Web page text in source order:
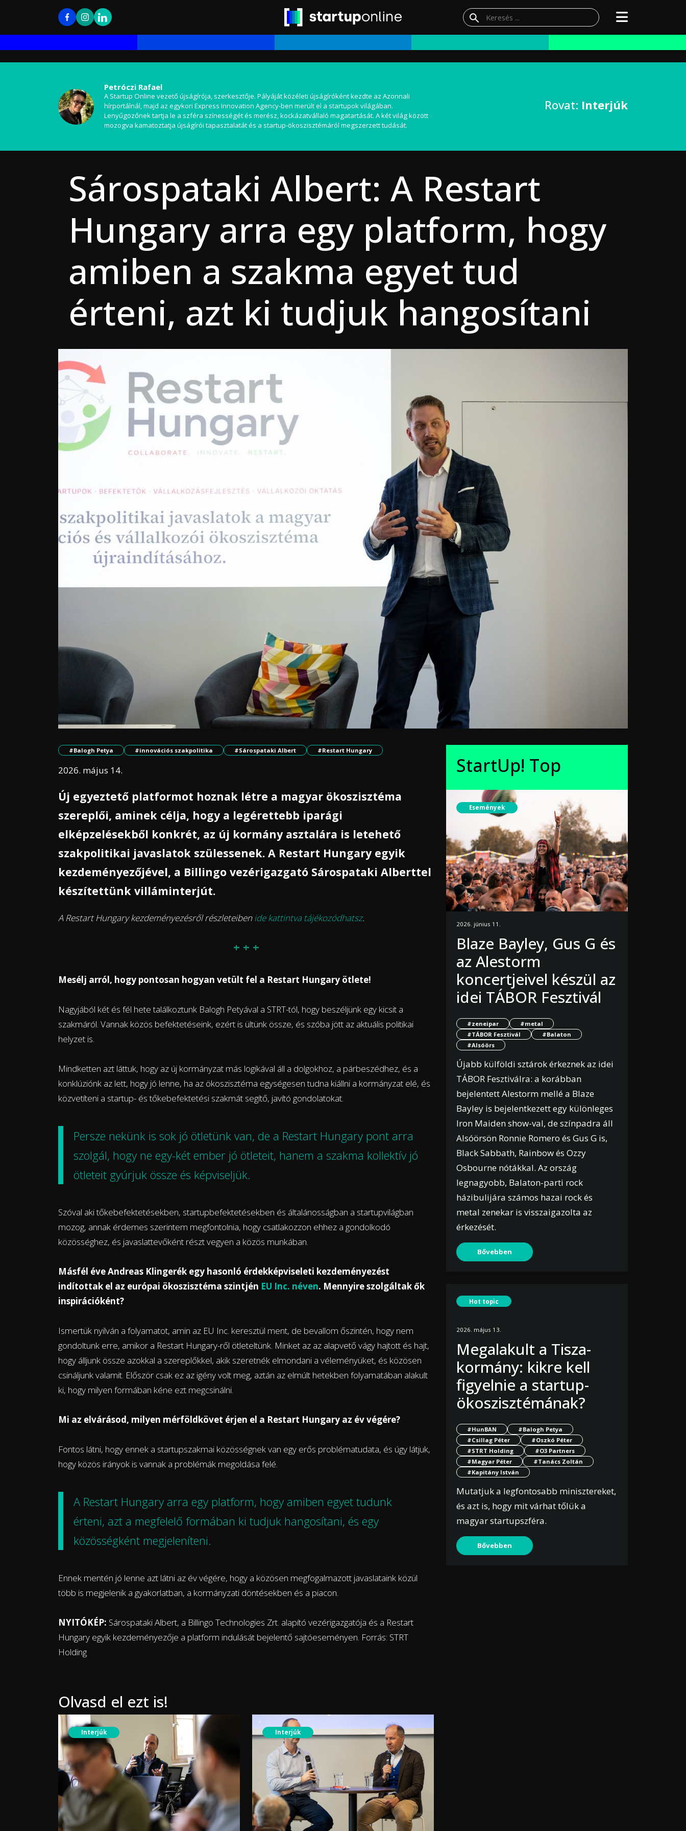
Petróczi Rafael
A Startup Online vezető újságírója, szerkesztője. Pályáját közéleti újságíróként kezdte az Azonnali
hírportálnál, majd az egykori Express Innovation Agency-ben merült el a startupok világában.
Lenyűgözőnek tartja le a szféra színességét és merész, kockázatvállaló magatartását. A két világ között
mozogva kamatoztatja újságírói tapasztalatát és a startup-ökoszisztémáról megszerzett tudását.
Rovat: Interjúk
Sárospataki Albert: A Restart
Hungary arra egy platform, hogy
amiben a szakma egyet tud
érteni, azt ki tudjuk hangosítani
#Balogh Petya #innovációs szakpolitika #Sárospataki Albert #Restart Hungary
2026. május 14.
Új egyeztető platformot hoznak létre a magyar ökoszisztéma
szereplői, aminek célja, hogy a legérettebb iparági
elképzelésekből konkrét, az új kormány asztalára is letehető
szakpolitikai javaslatok szülessenek. A Restart Hungary egyik
kezdeményezőjével, a Billingo vezérigazgató Sárospataki Alberttel
készítettünk villáminterjút.
A Restart Hungary kezdeményezésről részleteibenide kattintva tájékozódhatsz.
+ + +
Mesélj arról, hogy pontosan hogyan vetült fel a Restart Hungary ötlete!
Nagyjából két és fél hete találkoztunk Balogh Petyával a STRT-tól, hogy beszéljünk egy kicsit a
szakmáról. Vannak közös befektetéseink, ezért is ültünk össze, és szóba jött az aktuális politikai
helyzet is.
Mindketten azt láttuk, hogy az új kormányzat más logikával áll a dolgokhoz, a párbeszédhez, és a
konklúziónk az lett, hogy jó lenne, ha az ökoszisztéma egységesen tudna kiállni a kormányzat elé, és
közvetíteni a startup- és tőkebefektetési szakmát segítő, javító gondolatokat.
Persze nekünk is sok jó ötletünk van, de a Restart Hungary pont arra
szolgál, hogy ne egy-két ember jó ötleteit, hanem a szakma kollektív jó
ötleteit gyúrjuk össze és képviseljük.
Szóval aki tőkebefektetésekben, startupbefektetésekben és általánosságban a startupvilágban
mozog, annak érdemes szerintem megfontolnia, hogy csatlakozzon ehhez a gondolkodó
közösséghez, és javaslattevőként részt vegyen a közös munkában.
Másfél éve Andreas Klingerék egy hasonló érdekképviseleti kezdeményezést
indítottak el az európai ökoszisztéma szintjén EU Inc. néven. Mennyire szolgáltak ők
inspirációként?
Ismertük nyilván a folyamatot, amin az EU Inc. keresztül ment, de bevallom őszintén, hogy nem
gondoltunk erre, amikor a Restart Hungary-ről ötleteltünk. Minket az az alapvető vágy hajtott és hajt,
hogy álljunk össze azokkal a szereplőkkel, akik szeretnék elmondani a véleményüket, és közösen
csináljunk valamit. Először csak ez az igény volt meg, aztán az elmúlt hetekben folyamatában alakult
ki, hogy milyen formában kéne ezt megcsinálni.
Mi az elvárásod, milyen mérföldkövet érjen el a Restart Hungary az év végére?
Fontos látni, hogy ennek a startupszakmai közösségnek van egy erős problématudata, és úgy látjuk,
hogy közös irányok is vannak a problémák megoldása felé.
A Restart Hungary arra egy platform, hogy amiben egyet tudunk
érteni, azt a megfelelő formában ki tudjuk hangosítani, és egy
közösségként megjeleníteni.
Ennek mentén jó lenne azt látni az év végére, hogy a közösen megfogalmazott javaslataink közül
több is megjelenik a gyakorlatban, a kormányzati döntésekben és a piacon.
NYITÓKÉP: Sárospataki Albert, a Billingo Technologies Zrt. alapító vezérigazgatója és a Restart
Hungary egyik kezdeményezője a platform indulását bejelentő sajtóeseményen. Forrás: STRT
Holding
Olvasd el ezt is!
Interjúk Interjúk
StartUp! Top
Események
2026. június 11.
Blaze Bayley, Gus G és
az Alestorm
koncertjeivel készül az
idei TÁBOR Fesztivál
#zeneipar
#metal
#TÁBOR Fesztivál
#Balaton
#Alsóörs
Újabb külföldi sztárok érkeznek az idei
TÁBOR Fesztiválra: a korábban
bejelentett Alestorm mellé a Blaze
Bayley is bejelentkezett egy különleges
Iron Maiden show-val, de színpadra áll
Alsóörsön Ronnie Romero és Gus G is,
Black Sabbath, Rainbow és Ozzy
Osbourne nótákkal. Az ország
legnagyobb, Balaton-parti rock
házibulijára számos hazai rock és
metal zenekar is visszaigazolta az
érkezését.
Bővebben
Hot topic
2026. május 13.
Megalakult a Tisza-
kormány: kikre kell
figyelnie a startup-
ökoszisztémának?
#HunBAN
#Balogh Petya
#Csillag Péter
#Oszkó Péter
#STRT Holding
#O3 Partners
#Magyar Péter
#Tanács Zoltán
#Kapitány István
Mutatjuk a legfontosabb minisztereket,
és azt is, hogy mit várhat tőlük a
magyar startupszféra.
Bővebben